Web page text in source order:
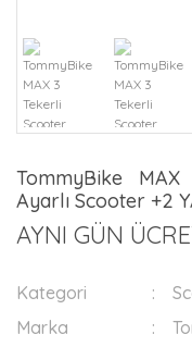
TommyBike
Ayarlı Scooter +2
AYNI GÜN
Kategori
Marka